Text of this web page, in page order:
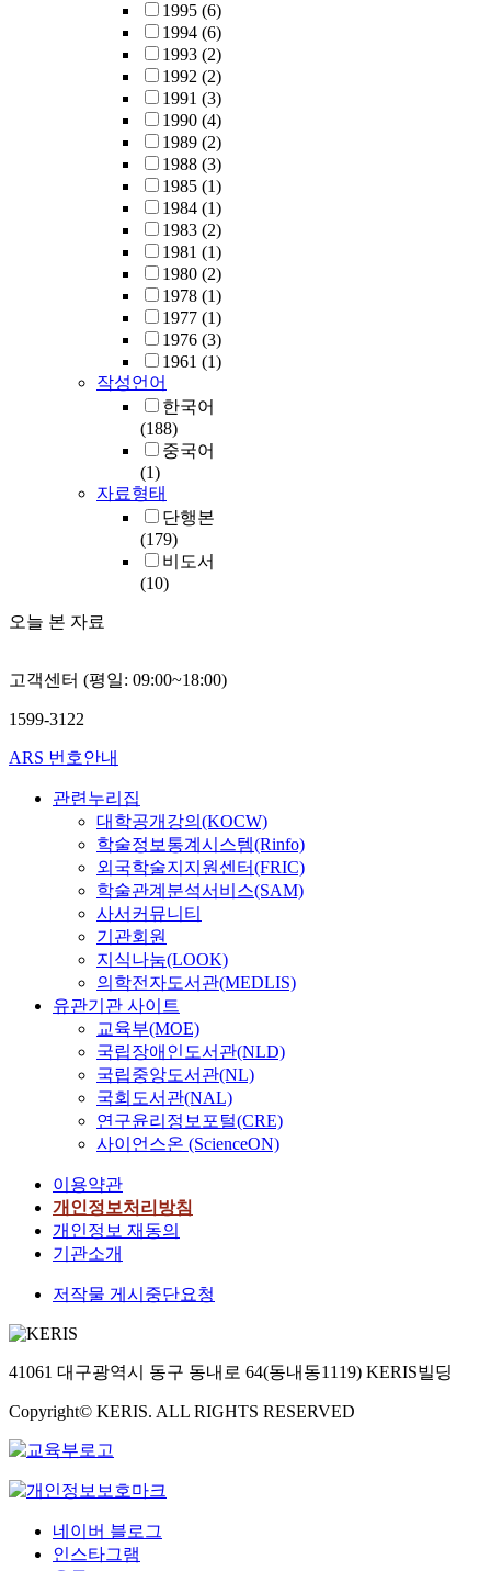
1995 (6)
1994 (6)
1993 (2)
1992 (2)
1991 (3)
1990 (4)
1989 (2)
1988 (3)
1985 (1)
1984 (1)
1983 (2)
1981 (1)
1980 (2)
1978 (1)
1977 (1)
1976 (3)
1961 (1)
작성언어
한국어
(188)
중국어
(1)
자료형태
단행본
(179)
비도서
(10)
오늘 본 자료
고객센터 (평일: 09:00~18:00)
1599-3122
ARS 번호안내
관련누리집
대학공개강의(KOCW)
학술정보통계시스템(Rinfo)
외국학술지지원센터(FRIC)
학술관계분석서비스(SAM)
사서커뮤니티
기관회원
지식나눔(LOOK)
의학전자도서관(MEDLIS)
유관기관 사이트
교육부(MOE)
국립장애인도서관(NLD)
국립중앙도서관(NL)
국회도서관(NAL)
연구윤리정보포털(CRE)
사이언스온 (ScienceON)
이용약관
개인정보처리방침
개인정보 재동의
기관소개
저작물 게시중단요청
41061 대구광역시 동구 동내로 64(동내동1119) KERIS빌딩
Copyright© KERIS. ALL RIGHTS RESERVED
네이버 블로그
인스타그램